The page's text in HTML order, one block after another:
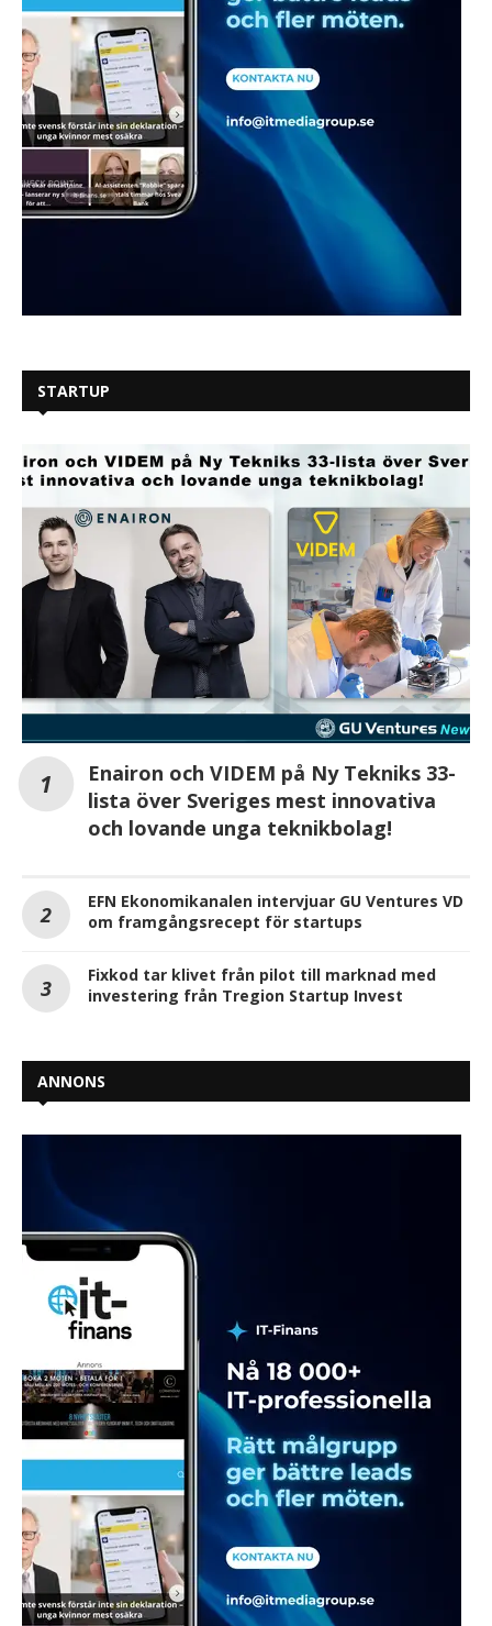
STARTUP
Enairon och VIDEM på Ny Tekniks 33-
lista över Sveriges mest innovativa
och lovande unga teknikbolag!
EFN Ekonomikanalen intervjuar GU Ventures VD
om framgångsrecept för startups
Fixkod tar klivet från pilot till marknad med
investering från Tregion Startup Invest
ANNONS